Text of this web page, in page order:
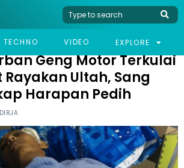
TECHNO VIDEO EXPLORE
KORBAN GENG MOTOR TERKULAI LEMAS SAAT RAYAKAN
Geng Motor Terkulai
Rayakan Ultah, Sang
Harapan Pedih